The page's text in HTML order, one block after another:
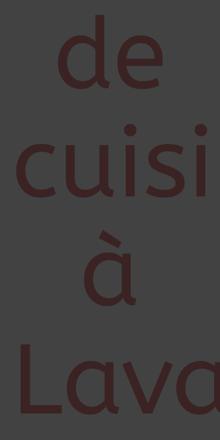
de
à